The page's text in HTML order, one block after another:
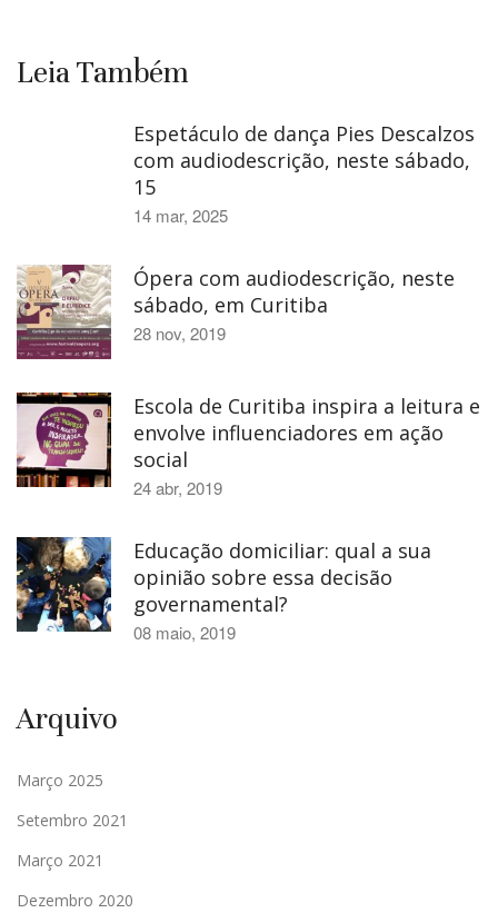
Leia Também
Espetáculo de dança Pies Descalzos
com audiodescrição, neste sábado,
15
14 mar, 2025
Ópera com audiodescrição, neste
sábado, em Curitiba
28 nov, 2019
Escola de Curitiba inspira a leitura e
envolve influenciadores em ação
social
24 abr, 2019
Educação domiciliar: qual a sua
opinião sobre essa decisão
governamental?
08 maio, 2019
Arquivo
Março 2025
Setembro 2021
Março 2021
Dezembro 2020